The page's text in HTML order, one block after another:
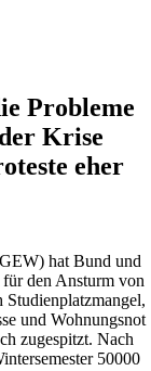
Probleme
Krise
eher
hat Bund und
den Ansturm von
Studienplatzmangel,
und Wohnungsnot
zugespitzt. Nach
50000